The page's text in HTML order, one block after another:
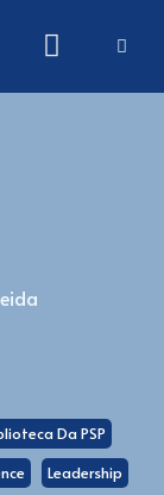
Da PSP
Leadership